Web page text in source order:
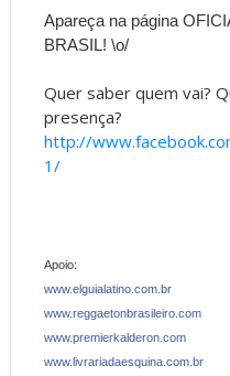
Apareça na página
BRASIL! \o/
Quer saber quem vai?
presença?
http://
1/
Apoio:
www.elguialatino.com.br
www.reggaetonbrasileiro.com
www.premierkalderon.com
www.livrariadaesquina.com. br